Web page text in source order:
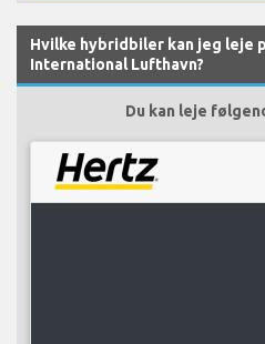
Hvilke hybridbiler kan jeg leje
International Lufthavn?
Du kan leje